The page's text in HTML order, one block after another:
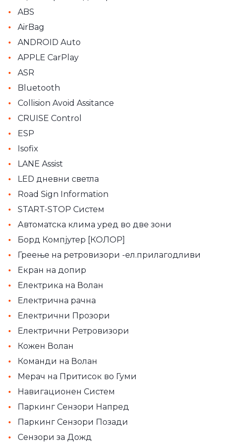
• ABS
• AirBag
• ANDROID Auto
• APPLE CarPlay
• ASR
• Bluetooth
• Collision Avoid Assitance
• CRUISE Control
• ESP
• Isofix
• LANE Assist
• LED дневни светла
• Road Sign Information
• START-STOP Систем
• Автоматскa клима уред во две зони
• Борд Компјутер [КОЛОР]
• Греење на ретровизори -ел.прилагодливи
• Екран на допир
• Електрика на Волан
• Електрична рачна
• Електрични Прозори
• Електрични Ретровизори
• Кожен Волан
• Команди на Волан
• Мерач на Притисок во Гуми
• Навигационен Систем
• Паркинг Сензори Напред
• Паркинг Сензори Позади
• Сензори за Дожд